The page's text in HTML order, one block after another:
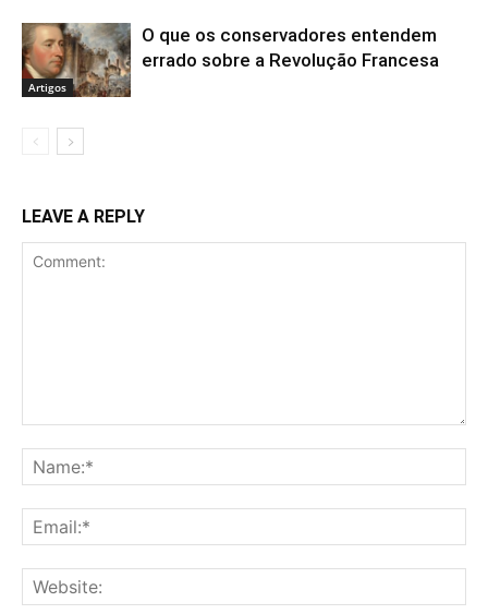
Artigos
O que os conservadores entendem
errado sobre a Revolução Francesa
LEAVE A REPLY